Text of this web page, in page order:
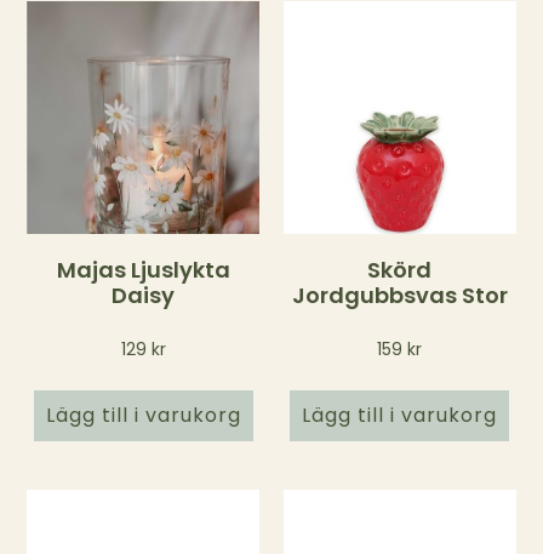
Majas Ljuslykta
Daisy
129 kr
Lägg till i varukorg
Skörd
Jordgubbsvas Stor
159kr
Lägg till i varukorg